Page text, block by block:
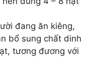
đang ăn kiêng,
bổ sung chất dinh
tương đương với